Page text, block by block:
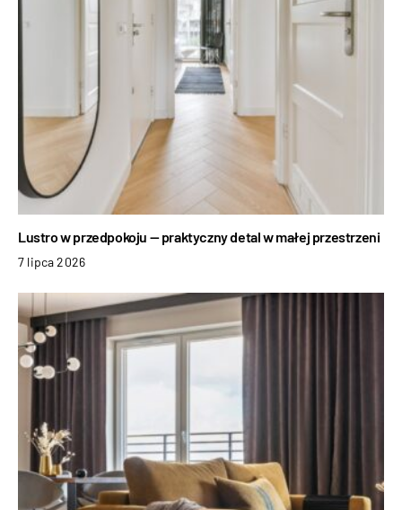
Lustro w przedpokoju — praktyczny detal w małej przestrzeni
7 lipca 2026